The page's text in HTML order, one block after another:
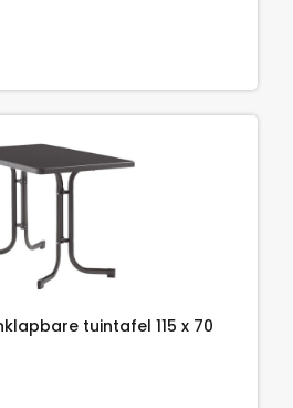
tuintafel 115 x 70